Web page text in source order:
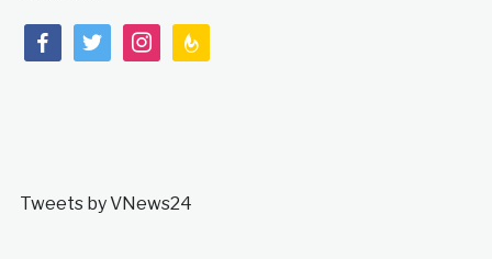
facebooktwitterinstagramfeedburner
Tweets by VNews24